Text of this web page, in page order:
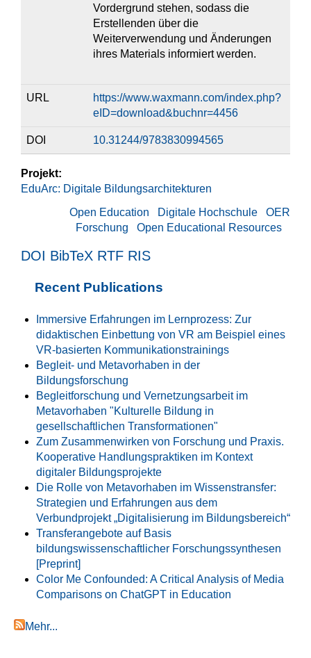
Vordergrund stehen, sodass die
Erstellenden über die
Weiterverwendung und Änderungen
ihres Materials informiert werden.
URL
https://www.waxmann.com/index.php?
eID=download&buchnr=4456
DOI 10.31244/9783830994565
Projekt:
EduArc: Digitale Bildungsarchitekturen
OER
Digitale Hochschule
Open Education
Open Educational Resources
Forschung
DOI BibTeX RTF RIS
Recent Publications
Immersive Erfahrungen im Lernprozess: Zur
didaktischen Einbettung von VR am Beispiel eines
VR-basierten Kommunikationstrainings
Begleit- und Metavorhaben in der
Bildungsforschung
Begleitforschung und Vernetzungsarbeit im
Metavorhaben "Kulturelle Bildung in
gesellschaftlichen Transformationen"
Zum Zusammenwirken von Forschung und Praxis.
Kooperative Handlungspraktiken im Kontext
digitaler Bildungsprojekte
Die Rolle von Metavorhaben im Wissenstransfer:
Strategien und Erfahrungen aus dem
Verbundprojekt „Digitalisierung im Bildungsbereich“
Transferangebote auf Basis
bildungswissenschaftlicher Forschungssynthesen
[Preprint]
Color Me Confounded: A Critical Analysis of Media
Comparisons on ChatGPT in Education
Mehr...